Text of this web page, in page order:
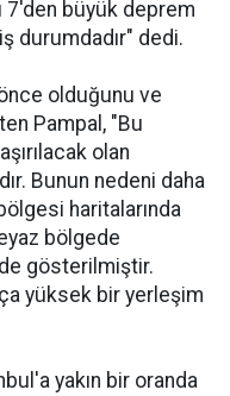
7'den büyük deprem
durumdadır" dedi.
olduğunu ve
Pampal, "Bu
olan
Bunun nedeni daha
haritalarında
bölgede
gösterilmiştir.
yüksek bir yerleşim
yakın bir oranda